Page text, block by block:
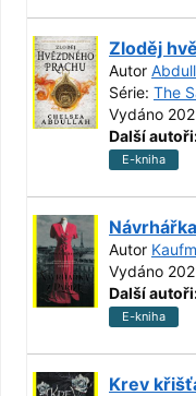
Zloděj
Autor
Série: The
Vydáno
Další
E-kniha
Autor
Vydáno
Další
E-kniha
Krev